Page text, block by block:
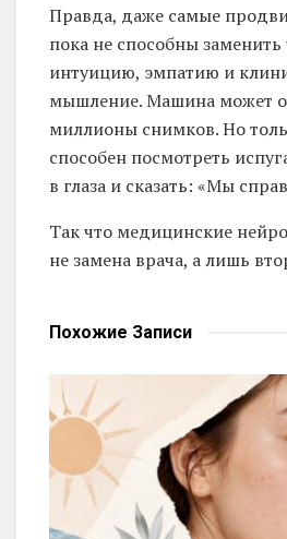
Правда, даже самые
пока не способны заменить
интуицию, эмпатию и
мышление. Машина может
миллионы снимков. Но
способен посмотреть
в глаза и сказать: «Мы
Так что медицинские
не замена врача, а лишь
Похожие Записи